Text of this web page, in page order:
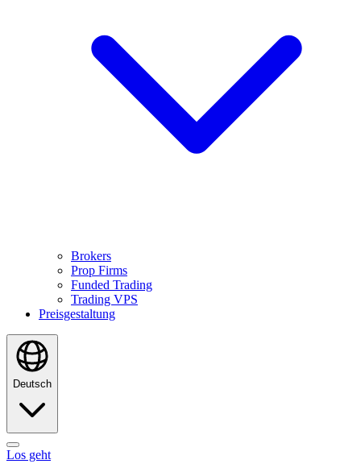
Brokers
Prop Firms
Funded Trading
Trading VPS
Preisgestaltung
Deutsch
Los geht